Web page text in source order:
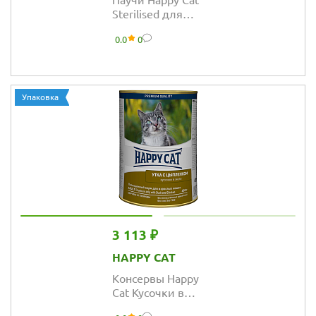
Sterilised для
кошек кусочки в
0.0 0
Упаковка
3 113 ₽
HAPPY CAT
Консервы Happy
Cat Кусочки в